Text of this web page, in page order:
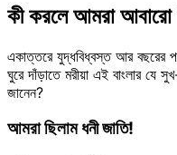
কী করলে আমরা আবারো
একাত্তরে যুদ্ধবিধ্বস্ত আর বছরের
ঘুরে দাঁড়াতে মরীয়া এই বাংলার যে
জানেন?
আমরা ছিলাম ধনী জাতি!